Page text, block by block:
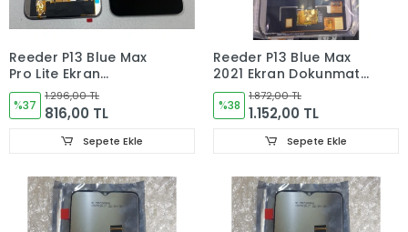
Reeder P13 Blue Max
Pro Lite Ekran
Dokunmatik Cam
%37
1.296,00 TL
816,00 TL
Sepete Ekle
Reeder P13 Blue Max
2021 Ekran Dokunmatik
Cam
%38
1.872,00 TL
1.152,00 TL
Sepete Ekle